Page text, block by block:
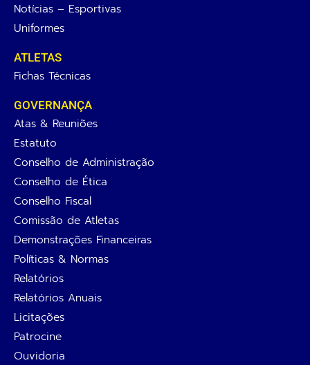
Notícias – Esportivas
Uniformes
ATLETAS
Fichas Técnicas
GOVERNANÇA
Atas & Reuniões
Estatuto
Conselho de Administração
Conselho de Ética
Conselho Fiscal
Comissão de Atletas
Demonstrações Financeiras
Políticas & Normas
Relatórios
Relatórios Anuais
Licitações
Patrocine
Ouvidoria